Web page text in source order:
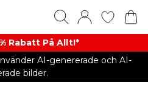
Rabatt På Allt!*
AI-genererade och AI-
bilder.